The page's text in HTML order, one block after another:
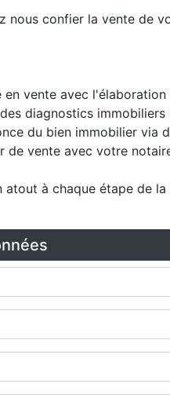
nous confier la vente de
vente avec
diagnostics
du bien immobilier via
de vente avec votre
atout à chaque étape de